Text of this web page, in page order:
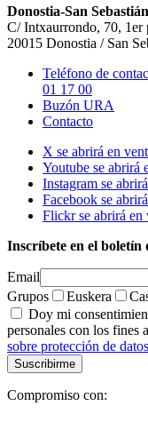
Donostia-San Sebastián
C/ Intxaurrondo, 70, 1er
20015 Donostia / San
Teléfono de
01 17 00
Buzón URA
Contacto
X se abrirá en
Youtube se abrirá
Instagram se
Facebook se
Flickr se abrirá en
Inscríbete en el boletín
Email
Grupos
Euskera
Doy mi
personales con los fines
sobre protección de datos
Compromiso con: